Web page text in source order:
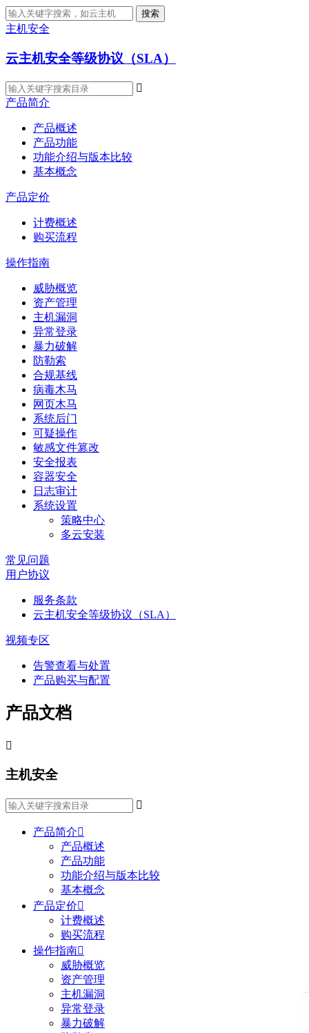
搜索
主机安全
云主机安全等级协议（SLA）

产品简介
产品概述
产品功能
功能介绍与版本比较
基本概念
产品定价
计费概述
购买流程
操作指南
威胁概览
资产管理
主机漏洞
异常登录
暴力破解
防勒索
合规基线
病毒木马
网页木马
系统后门
可疑操作
敏感文件篡改
安全报表
容器安全
日志审计
系统设置
策略中心
多云安装
常见问题
用户协议
服务条款
云主机安全等级协议（SLA）
视频专区
告警查看与处置
产品购买与配置
产品文档

主机安全

产品简介
产品概述
产品功能
功能介绍与版本比较
基本概念
产品定价
计费概述
购买流程
操作指南
威胁概览
资产管理
主机漏洞
异常登录
暴力破解